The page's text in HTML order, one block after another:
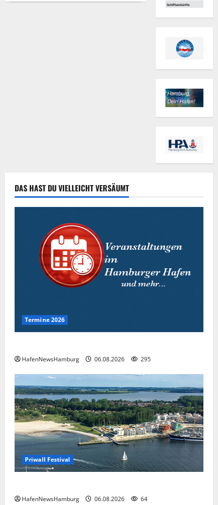
in
DAS HAST DU VIELLEICHT VERSÄUMT
Termine 2026
HafenNewsHamburg 06.08.2026 295
Priwall Festival
HafenNewsHamburg 06.08.2026 64